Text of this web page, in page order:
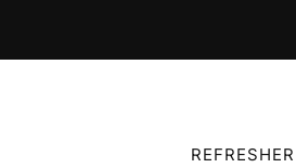
REFRESHER